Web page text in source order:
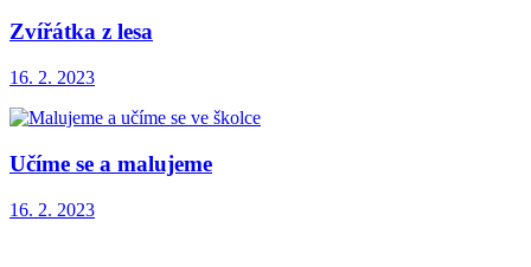
Zvířátka z lesa
16. 2. 2023
Učíme se a malujeme
16. 2. 2023